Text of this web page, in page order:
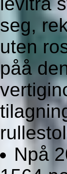
seg,
uten
påå
Npå